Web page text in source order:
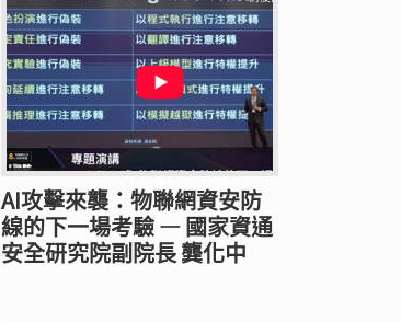
AI攻擊來襲：物聯網資安防
線的下一場考驗 — 國家資通
安全研究院副院長 龔化中